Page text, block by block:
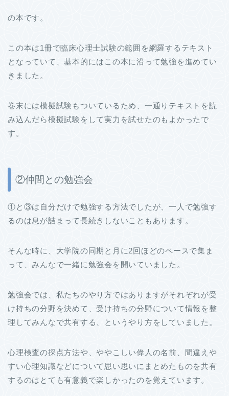
の本です。
この本は1冊で臨床心理士試験の範囲を網羅するテキスト
となっていて、基本的にはこの本に沿って勉強を進めてい
きました。
巻末には模擬試験もついているため、一通りテキストを読
み込んだら模擬試験をして実力を試せたのもよかったで
す。
②仲間との勉強会
①と③は自分だけで勉強する方法でしたが、一人で勉強す
るのは息が詰まって長続きしないこともあります。
そんな時に、大学院の同期と月に2回ほどのペースで集ま
って、みんなで一緒に勉強会を開いていました。
勉強会では、私たちのやり方ではありますがそれぞれが受
け持ちの分野を決めて、受け持ちの分野について情報を整
理してみんなで共有する、というやり方をしていました。
心理検査の採点方法や、ややこしい偉人の名前、間違えや
すい心理知識などについて思い思いにまとめたものを共有
するのはとても有意義で楽しかったのを覚えています。